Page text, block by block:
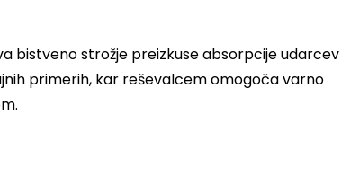
bistveno strožje preizkuse absorpcije udarcev
primerih, kar reševalcem omogoča varno